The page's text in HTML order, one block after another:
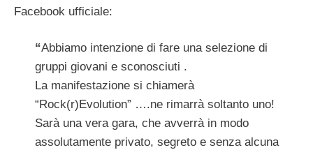
Facebook ufficiale:
“Abbiamo intenzione di fare una selezione di
gruppi giovani e sconosciuti .
La manifestazione si chiamerà
“Rock(r)Evolution” ….ne rimarrà soltanto uno!
Sarà una vera gara, che avverrà in modo
assolutamente privato, segreto e senza alcuna